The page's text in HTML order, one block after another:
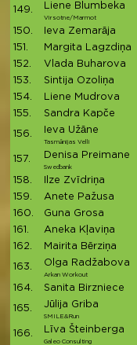
149. Liene Blumbeka
Virsotne/Marmot
150. Ieva Zemarāja
151.
Margita Lagzdiņa
152.
Vlada Buharova
153.
Sintija Ozoliņa
154.
Liene Mudrova
155.
Sandra Kapče
156. Ieva Užāne
Tasmānijas Velli
157. Denisa Preimane
Swedbank
158. Ilze Zvīdriņa
159.
Anete Pažusa
160.
Guna Grosa
161.
Aneka Kļaviņa
162.
Mairita Bērziņa
163. Olga Radžabova
Arkan Workout
164. Sanita Birzniece
165. Jūlija Griba
SMILE&Run
166. Līva Šteinberga
Galeo Consulting